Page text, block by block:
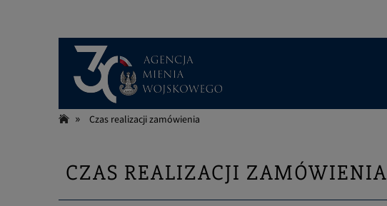
» Czas realizacji zamówienia
CZAS REALIZACJI ZAMÓWIENIA